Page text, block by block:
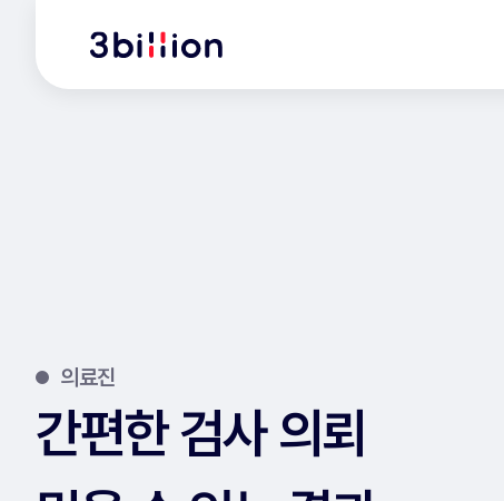
의료진
간편한 검사 의뢰